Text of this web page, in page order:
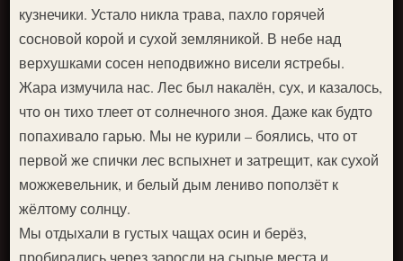
кузнечики. Устало никла трава, пахло горячей
сосновой корой и сухой земляникой. В небе над
верхушками сосен неподвижно висели ястребы.
Жара измучила нас. Лес был накалён, сух, и казалось,
что он тихо тлеет от солнечного зноя. Даже как будто
попахивало гарью. Мы не курили – боялись, что от
первой же спички лес вспыхнет и затрещит, как сухой
можжевельник, и белый дым лениво поползёт к
жёлтому солнцу.
Мы отдыхали в густых чащах осин и берёз,
пробирались через заросли на сырые места и